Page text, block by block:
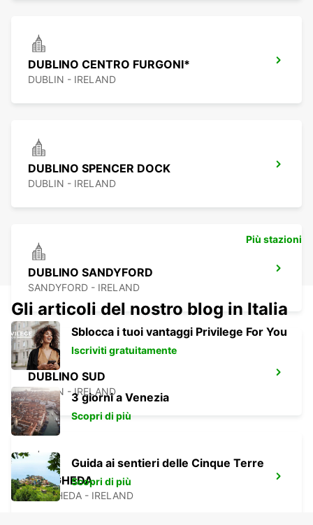
DUBLINO CENTRO FURGONI*
DUBLIN - IRELAND
DUBLINO SPENCER DOCK
DUBLIN - IRELAND
DUBLINO SANDYFORD
SANDYFORD - IRELAND
DUBLINO SUD
DUBLIN - IRELAND
DROGHEDA
DROGHEDA - IRELAND
Più stazioni
Gli articoli del nostro blog in Italia
Sblocca i tuoi vantaggi Privilege For You
Iscriviti gratuitamente
3 giorni a Venezia
Scopri di più
Guida ai sentieri delle Cinque Terre
Scopri di più